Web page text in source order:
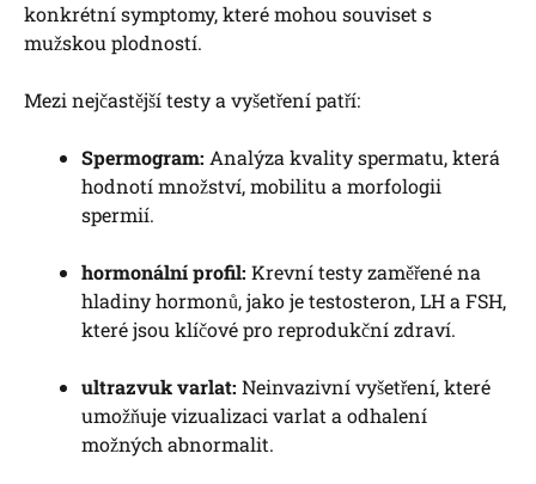
konkrétní symptomy, které mohou souviset s
mužskou plodností.
Mezi nejčastější testy a vyšetření patří:
Spermogram: Analýza kvality spermatu, která
hodnotí množství, mobilitu a morfologii
spermií.
hormonální profil: Krevní testy zaměřené na
hladiny hormonů, jako je testosteron, LH a FSH,
které jsou klíčové pro reprodukční zdraví.
ultrazvuk varlat: Neinvazivní vyšetření, které
umožňuje vizualizaci varlat a odhalení
možných abnormalit.